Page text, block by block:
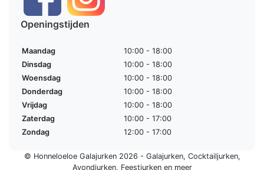
Openingstijden
Maandag
10:00 - 18:00
Dinsdag
10:00 - 18:00
Woensdag
10:00 - 18:00
Donderdag
10:00 - 18:00
Vrijdag
10:00 - 18:00
Zaterdag
10:00 - 17:00
Zondag
12:00 - 17:00
© Honneloeloe Galajurken 2026 - Galajurken, Cocktailjurken,
Avondjurken, Feestjurkenen meer